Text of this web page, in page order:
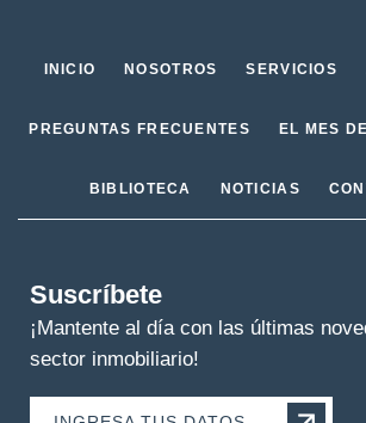
INICIO NOSOTROS SERVICIOS
PREGUNTAS FRECUENTES EL MES
BIBLIOTECA NOTICIAS
Suscríbete
¡Mantente al día con las últimas
sector inmobiliario!